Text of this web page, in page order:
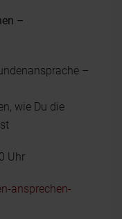
–
–
wie Du die
Uhr
ansprechen-